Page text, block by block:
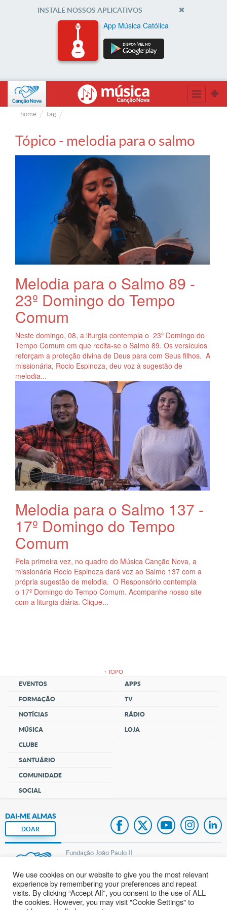
INSTALE NOSSOS APLICATIVOS
App Música Católica
home tag
Tópico - melodia para o salmo
Melodia para o Salmo 89 -
23º Domingo do Tempo
Comum
Neste domingo, 08, a liturgia contempla o 23º Domingo do
Tempo Comum em que recita-se o Salmo 89. Os versículos
reforçam a proteção divina de Deus para com Seus filhos. A
missionária, Rocio Espinoza, deu voz à sugestão de
melodia...
Melodia para o Salmo 137 -
17º Domingo do Tempo
Comum
Pela primeira vez, no quadro do Música Canção Nova, a
missionária Rocio Espinoza dará voz ao Salmo 137 com a
própria sugestão de melodia. O Responsório contempla
o 17º Domingo do Tempo Comum. Acompanhe nosso site
com a liturgia diária. Clique...
↑ TOPO
EVENTOS
FORMAÇÃO
NOTÍCIAS
MÚSICA
CLUBE
SANTUÁRIO
COMUNIDADE
SOCIAL
APPS
TV
RÁDIO
LOJA
DAI-ME ALMAS
DOAR
Fundação João Paulo II
Pedido de Oração
Mapa do site
We use cookies on our website to give you the most relevant
experience by remembering your preferences and repeat
visits. By clicking “Accept All”, you consent to the use of ALL
the cookies. However, you may visit "Cookie Settings" to